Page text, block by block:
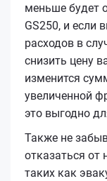
меньше будет
GS250, и если
расходов в
снизить цену
изменится
увеличенной
это выгодно
Также не
отказаться от
таких как